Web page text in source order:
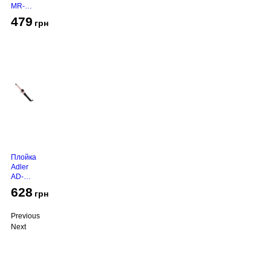
MR-
Grey
479 грн
Плойка
Adler
AD-
628 грн
Previous
Next